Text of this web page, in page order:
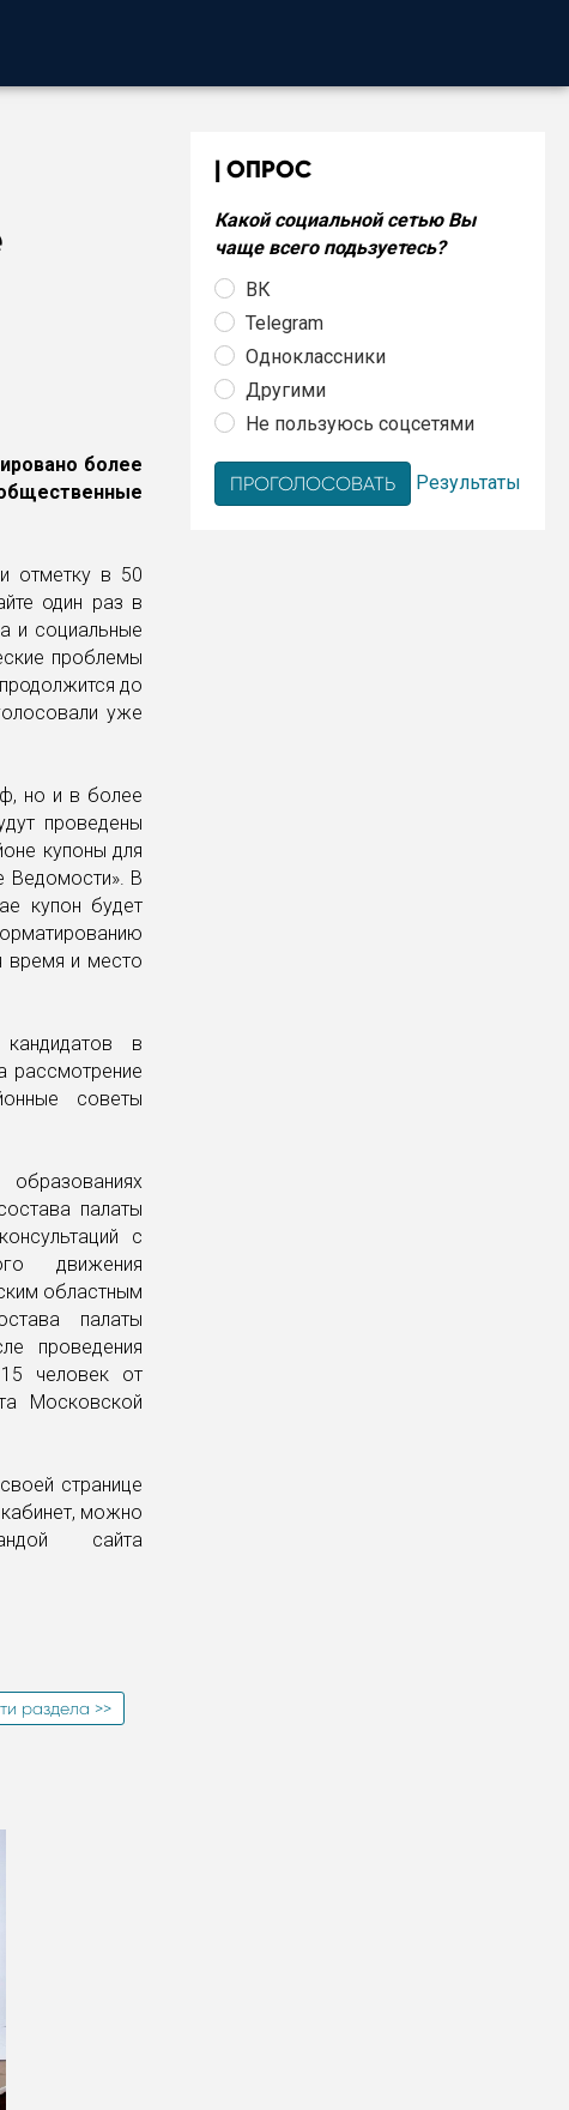
более
отметку в 50
один раз в
и социальные
проблемы
до
уже
но и в более
проведены
купоны для
Ведомости». В
купон будет
время и место
в
рассмотрение
советы
палаты
с
движения
областным
палаты
проведения
15 человек от
Московской
странице
кабинет, можно
сайта
раздела >>
ОПРОС
Какой социальной сетью Вы
чаще всего подьзуетесь?
ВК
Telegram
Одноклассники
Другими
Не пользуюсь соцсетями
Результаты